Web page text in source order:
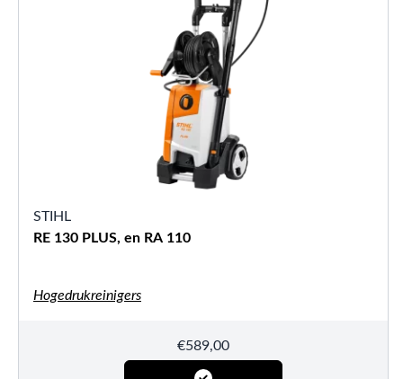
STIHL
RE 130 PLUS, en RA 110
Hogedrukreinigers
€589,00